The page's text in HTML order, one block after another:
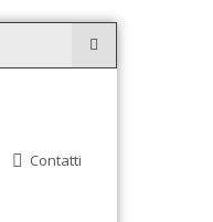
Contatti